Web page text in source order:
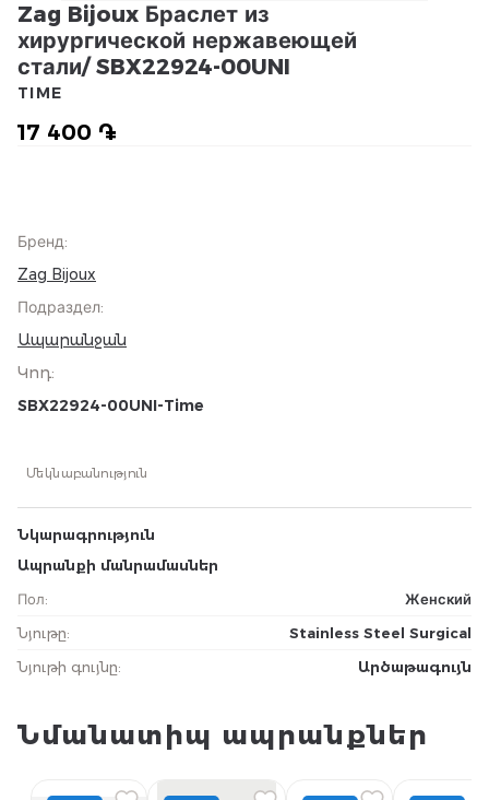
Zag Bijoux Браслет из
хирургической нержавеющей
стали/ SBX22924-00UNI
17 400 ֏
TIME
Бренд:
Zag Bijoux
Подраздел:
Ապարանջան
Կոդ:
SBX22924-00UNI-Time
Մեկնաբանություն
Նկարագրություն
Ապրանքի մանրամասներ
Пол:
Женский
Նյութը:
Stainless Steel Surgical
Նյութի գույնը: Արծաթագույն
Նմանատիպ ապրանքներ